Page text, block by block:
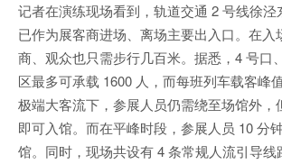
记者在演练现场看到，轨道交通 2 号线徐泾
已作为展客商进场、离场主要出入口。在入
商、观众也只需步行几百米。据悉，4 号口
区最多可承载 1600 人，而每班列车载客峰
极端大客流下，参展人员仍需绕至场馆外，
即可入馆。而在平峰时段，参展人员 10 分
馆。同时，现场共设有 4 条常规人流引导线